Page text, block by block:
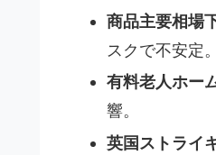
商品主要相場
スクで不安定。
有料老人ホー
響。
英国ストライ